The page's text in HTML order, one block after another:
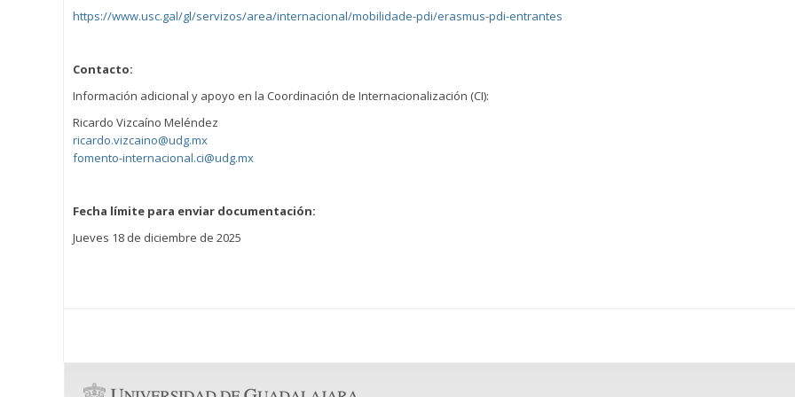
https://www.usc.gal/gl/servizos/area/internacional/mobilidade-pdi/erasmus-pdi-entrantes
Contacto:
Información adicional y apoyo en la Coordinación de Internacionalización (CI):
Ricardo Vizcaíno Meléndez
ricardo.vizcaino@udg.mx
fomento-internacional.ci@udg.mx
Fecha límite para enviar documentación:
Jueves 18 de diciembre de 2025